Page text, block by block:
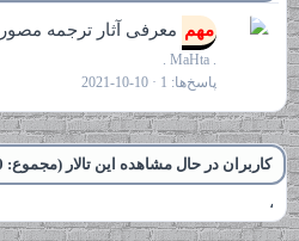
مهم معرفی آثار ترجمه مصور
. MaHta .
پاسخ‌ها 1
2021-10-10
کاربران در حال مشاهده این تالار (مجموع: 0، کاربران: 0، مهمان‌ها: 0)